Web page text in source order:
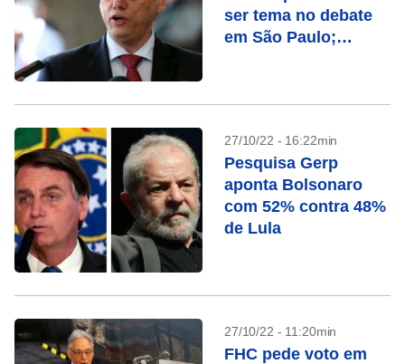
ser tema no debate
em São Paulo;
27/10/22 - 16:22min
Pesquisa Gerp
aponta Bolsonaro
com 52% contra 48%
de Lula
27/10/22 - 11:20min
FHC pede voto em